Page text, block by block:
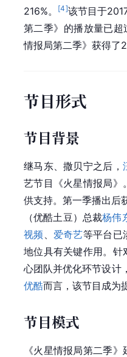
216%。
[4]该节目于
第二季》的播放量已超
情报局第二季》获得了
节目形式
节目背景
继马东、撒贝宁之后，
艺节目《火星情报局》
供支持。第一季播出后
（优酷土豆）总裁杨伟
视频
爱奇艺等平台已
地位具有关键作用。针
心团队并优化环节设计
优酷而言，该节目成为
节目模式
《火星情报局第二季